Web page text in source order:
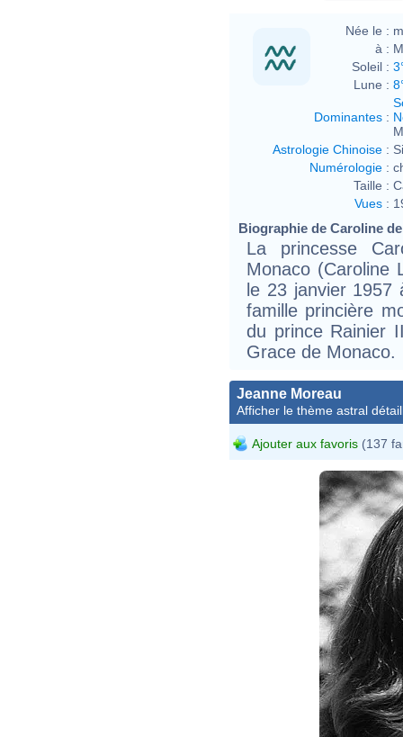
Née le :
à :
Soleil :
Lune :
Dominantes :
Astrologie Chinoise :
Numérologie :
Taille :
Vues :
Biographie de Caroline
La princesse
Monaco (Caroline
le 23 janvier
famille princière
du prince Rainier
Grace de Monaco.
Jeanne Moreau
Afficher le thème astral
Ajouter aux favoris (137